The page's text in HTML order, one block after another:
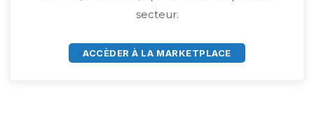
secteur.
ACCÈDER À LA MARKETPLACE